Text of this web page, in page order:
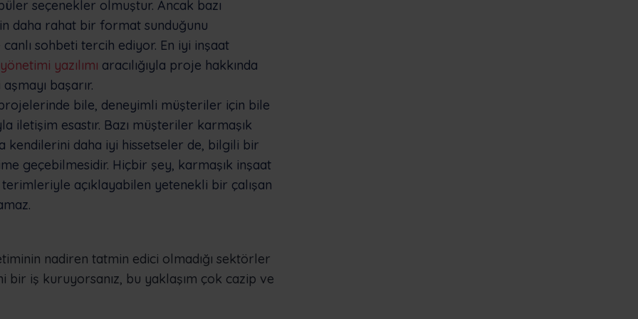
seçenekler olmuştur. Ancak bazı
daha rahat bir format sunduğunu
sohbeti tercih ediyor. En iyi inşaat
yazılımı aracılığıyla proje hakkında
başarır.
bile, deneyimli müşteriler için bile
iletişim esastır. Bazı müşteriler karmaşık
daha iyi hissetseler de, bilgili bir
geçebilmesidir. Hiçbir şey, karmaşık inşaat
açıklayabilen yetenekli bir çalışan
nadiren tatmin edici olmadığı sektörler
bir iş kuruyorsanız, bu yaklaşım çok cazip ve